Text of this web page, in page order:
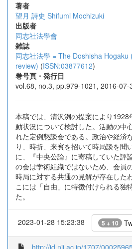
著者
望月 詩史 Shifumi Mochizuki
出版者
同志社法學會
雑誌
同志社法學 = The Doshisha Hogaku
review) (ISSN:03877612)
巻号頁・発行日
vol.68, no.3, pp.979-1021, 2016-07-
本稿では、清沢洌の提案により
動状況について検討した。活動の中
れた定例懇談会である。政治や経済
り、時折、来賓を招いて時局談を聞
に、『中央公論』に寄稿していた評
の会は学術組織ではないため、会員
時局に対する共通の見解が存在した
こには「自由」に特徴付けられる独
た。
2023-01-28 15:23:38 5 + 10
http://id.nii.ac.jp/1707/